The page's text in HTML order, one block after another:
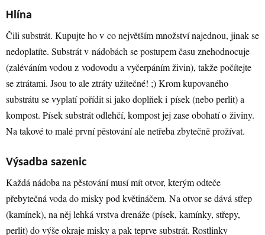
Hlína
Čili substrát. Kupujte ho v co největším množství najednou, jinak se
nedoplatíte. Substrát v nádobách se postupem času znehodnocuje
(zaléváním vodou z vodovodu a vyčerpáním živin), takže počítejte
se ztrátami. Jsou to ale ztráty užitečné! ;) Krom kupovaného
substrátu se vyplatí pořídit si jako doplňek i písek (nebo perlit) a
kompost. Písek substrát odlehčí, kompost jej zase obohatí o živiny.
Na takové to malé první pěstování ale netřeba zbytečně prožívat.
Výsadba sazenic
Každá nádoba na pěstování musí mít otvor, kterým odteče
přebytečná voda do misky pod květináčem. Na otvor se dává střep
(kamínek), na něj lehká vrstva drenáže (písek, kamínky, střepy,
perlit) do výše okraje misky a pak teprve substrát. Rostlinky